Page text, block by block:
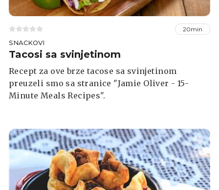
20min
SNACKOVI
Tacosi sa svinjetinom
Recept za ove brze tacose sa svinjetinom
preuzeli smo sa stranice "Jamie Oliver - 15-
Minute Meals Recipes".